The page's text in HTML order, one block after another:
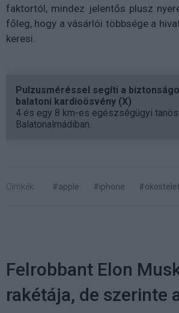
faktortól, mindez jelentős plusz
főleg, hogy a vásárlói többsége a
keresi.
Pulzusméréssel segíti a
balatoni kardioösvény (X)
4 és egy 8 km-es egészségügyi
Balatonalmádiban.
Címkék: #apple #iphone
Felrobbant Elon
rakétája, de szerinte